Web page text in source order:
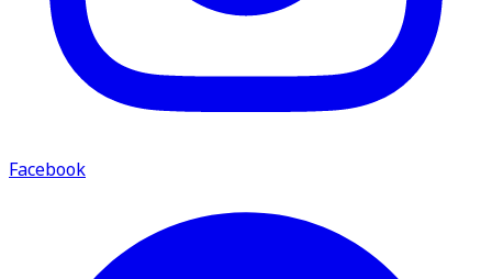
Facebook